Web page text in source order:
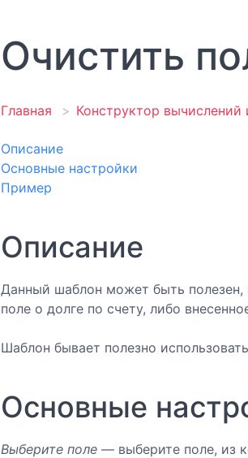
Очистить
Главная Конструктор
Описание
Основные настройки
Пример
Описание
Данный шаблон может быть
поле о долге по счету, либо
Шаблон бывает полезно
Основные
Выберите поле — выберите поле, из